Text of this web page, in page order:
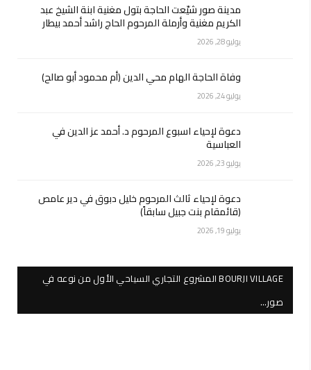
مدينة صور شيّعت الحاجة بتول مغنية ابنة الشيخ عبد
الكريم مغنية وأرملة المرحوم الحاج راشد أحمد بيطار
يوليو 28, 2026
وفاة الحاجة الهام محي الدين (أم محمود أبو صالح)
يوليو 24, 2026
دعوة لإحياء اسبوع المرحوم د. أحمد عز الدين في
العباسية
يوليو 23, 2026
دعوة لإحياء ثالث المرحوم خليل دبوق في دير عامص
(قائمقام بنت جبيل سابقاً)
يوليو 19, 2026
BOURJI VILLAGE المشروع التجاري السياحي الأول من نوعه في
صور…